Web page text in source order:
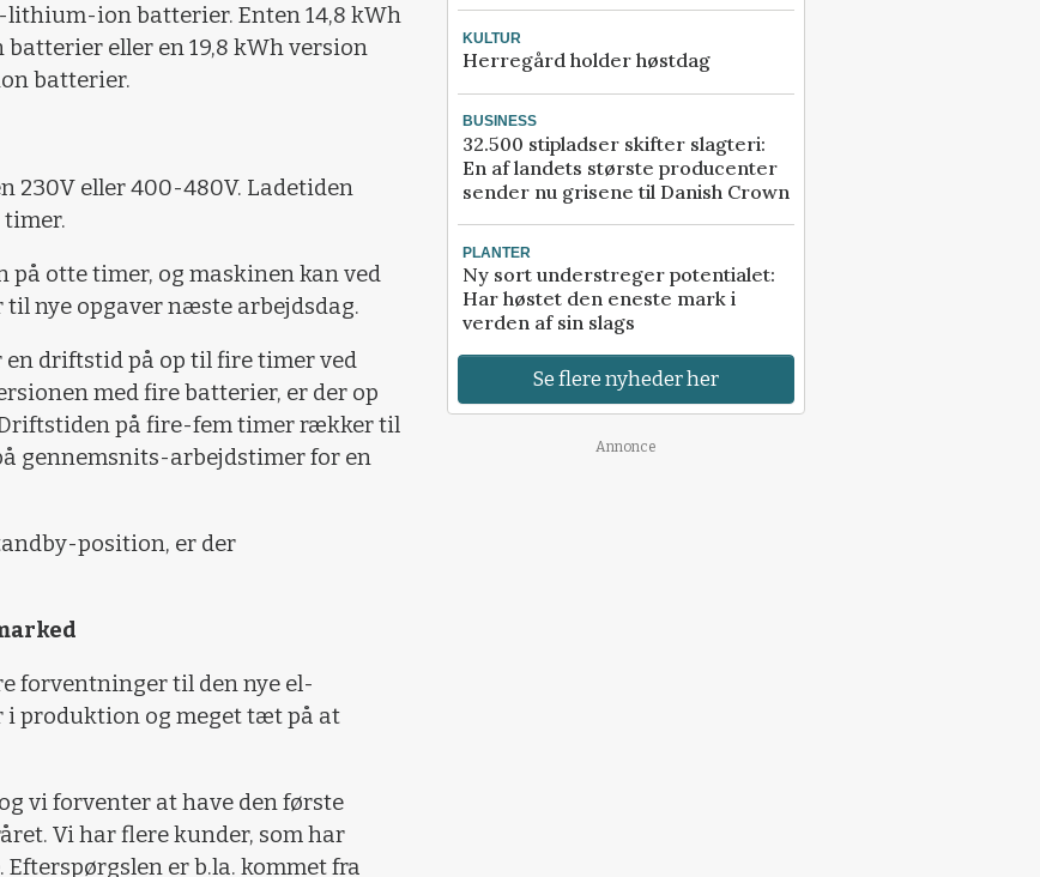
ion batterier. Enten 14,8 kWh
eller en 19,8 kWh version
batterier.
230V eller 400-480V. Ladetiden
timer.
på otte timer, og maskinen kan ved
nye opgaver næste arbejdsdag.
en driftstid på op til fire timer ved
med fire batterier, er der op
på fire-fem timer rækker til
gennemsnits-arbejdstimer for en
position, er der
forventninger til den nye el-
i produktion og meget tæt på at
vi forventer at have den første
Vi har flere kunder, som har
er b.la. kommet fra
KULTUR
Herregård holder høstdag
BUSINESS
32.500 stipladser skifter slagteri:
En af landets største producenter
sender nu grisene til Danish Crown
PLANTER
Ny sort understreger potentialet:
Har høstet den eneste mark i
verden af sin slags
Se flere nyheder her
Annonce